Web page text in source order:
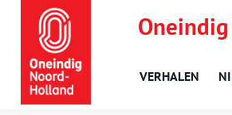
VERHALEN